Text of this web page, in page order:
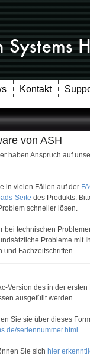
Kontakt
von ASH
haben Anspruch auf
in vielen Fällen auf der
Seite des Produkts.
schneller lösen.
bei technischen
Probleme mit
Fachzeitschriften.
Version des in der
ausgefüllt werden.
Sie sie über dieses
seriennummer.html
Sie sich hier